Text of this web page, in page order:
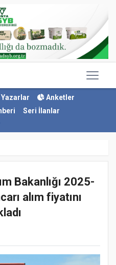
Yazarlar
Anketler
Seri İlanlar
Bakanlığı 2025-
alım fiyatını